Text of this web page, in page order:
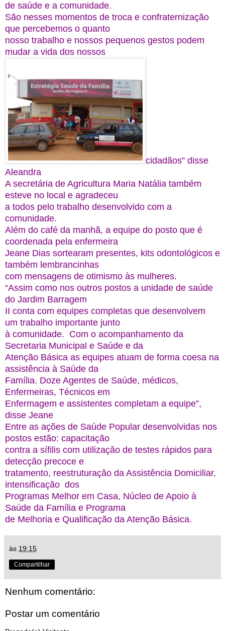
de saúde e a comunidade.
São nesses momentos de troca e confraternização
que percebemos o quanto
nosso trabalho e nossos pequenos gestos podem
mudar a vida dos nossos
cidadãos” disse
Aleandra
A secretária de Agricultura Maria Natália também
esteve no local e agradeceu
a todos pelo trabalho desenvolvido com a
comunidade.
Além do café da manhã, a equipe do posto que é
coordenada pela enfermeira
Jeane Dias sortearam presentes, kits odontológicos e
também lembrancinhas
com mensagens de otimismo às mulheres.
“Assim como nos outros postos a unidade de saúde
do Jardim Barragem
II conta com equipes completas que desenvolvem
um trabalho importante junto
à comunidade.  Com o acompanhamento da
Secretaria Municipal e Saúde e da
Atenção Básica as equipes atuam de forma coesa na
assistência à Saúde da
Família. Doze Agentes de Saúde, médicos,
Enfermeiras, Técnicos em
Enfermagem e assistentes completam a equipe”,
disse Jeane
Entre as ações de Saúde Popular desenvolvidas nos
postos estão: capacitação
contra a sífilis com utilização de testes rápidos para
detecção precoce e
tratamento, reestruturação da Assistência Domiciliar,
intensificação  dos
Programas Melhor em Casa, Núcleo de Apoio à
Saúde da Família e Programa
de Melhoria e Qualificação da Atenção Básica.
às 19:15
Compartilhar
Nenhum comentário:
Postar um comentário